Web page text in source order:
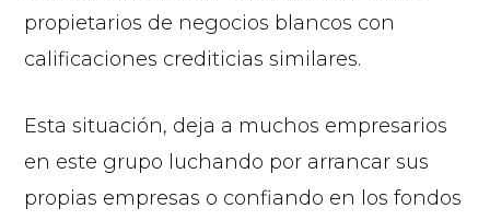
propietarios de negocios blancos con
calificaciones crediticias similares.
Esta situación, deja a muchos empresarios
en este grupo luchando por arrancar sus
propias empresas o confiando en los fondos